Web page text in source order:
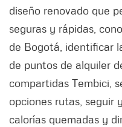
diseño renovado que
seguras y rápidas,
de Bogotá, identificar
de puntos de alquiler
compartidas Tembici,
opciones rutas, seguir
calorías quemadas y